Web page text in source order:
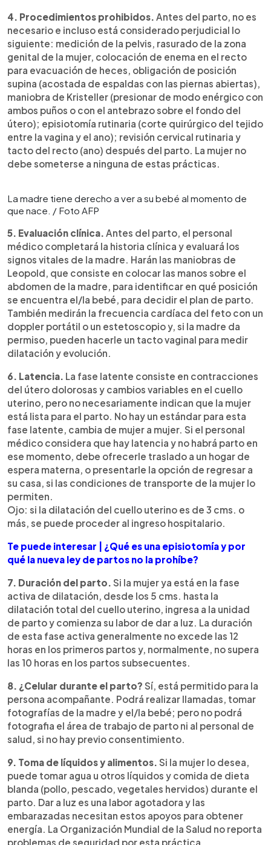
4. Procedimientos prohibidos. Antes del parto, no es
necesario e incluso está considerado perjudicial lo
siguiente: medición de la pelvis, rasurado de la zona
genital de la mujer, colocación de enema en el recto
para evacuación de heces, obligación de posición
supina (acostada de espaldas con las piernas abiertas),
maniobra de Kristeller (presionar de modo enérgico con
ambos puños o con el antebrazo sobre el fondo del
útero); episiotomía rutinaria (corte quirúrgico del tejido
entre la vagina y el ano); revisión cervical rutinaria y
tacto del recto (ano) después del parto. La mujer no
debe someterse a ninguna de estas prácticas.
La madre tiene derecho a ver a su bebé al momento de
que nace. / Foto AFP
5. Evaluación clínica. Antes del parto, el personal
médico completará la historia clínica y evaluará los
signos vitales de la madre. Harán las maniobras de
Leopold, que consiste en colocar las manos sobre el
abdomen de la madre, para identificar en qué posición
se encuentra el/la bebé, para decidir el plan de parto.
También medirán la frecuencia cardíaca del feto con un
doppler portátil o un estetoscopio y, si la madre da
permiso, pueden hacerle un tacto vaginal para medir
dilatación y evolución.
6. Latencia. La fase latente consiste en contracciones
del útero dolorosas y cambios variables en el cuello
uterino, pero no necesariamente indican que la mujer
está lista para el parto. No hay un estándar para esta
fase latente, cambia de mujer a mujer. Si el personal
médico considera que hay latencia y no habrá parto en
ese momento, debe ofrecerle traslado a un hogar de
espera materna, o presentarle la opción de regresar a
su casa, si las condiciones de transporte de la mujer lo
permiten.
Ojo: si la dilatación del cuello uterino es de 3 cms. o
más, se puede proceder al ingreso hospitalario.
Te puede interesar | ¿Qué es una episiotomía y por
qué la nueva ley de partos no la prohíbe?
7. Duración del parto. Si la mujer ya está en la fase
activa de dilatación, desde los 5 cms. hasta la
dilatación total del cuello uterino, ingresa a la unidad
de parto y comienza su labor de dar a luz. La duración
de esta fase activa generalmente no excede las 12
horas en los primeros partos y, normalmente, no supera
las 10 horas en los partos subsecuentes.
8. ¿Celular durante el parto? Sí, está permitido para la
persona acompañante. Podrá realizar llamadas, tomar
fotografías de la madre y el/la bebé; pero no podrá
fotografia el área de trabajo de parto ni al personal de
salud, si no hay previo consentimiento.
9. Toma de líquidos y alimentos. Si la mujer lo desea,
puede tomar agua u otros líquidos y comida de dieta
blanda (pollo, pescado, vegetales hervidos) durante el
parto. Dar a luz es una labor agotadora y las
embarazadas necesitan estos apoyos para obtener
energía. La Organización Mundial de la Salud no reporta
problemas de seguridad por esta práctica.